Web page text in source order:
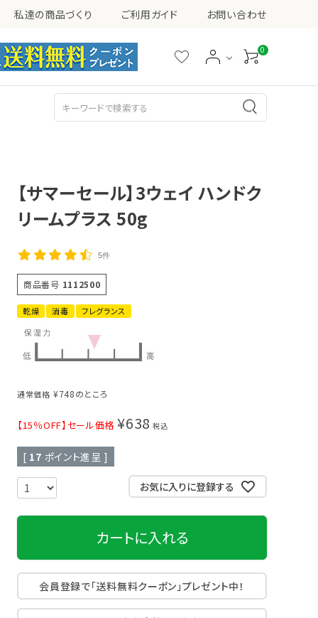
私達の商品づくり ご利用ガイド お問い合わせ
0
の他
皮クレンジング 育毛剤
【サマーセール】3ウェイ ハンドク
リームプラス 50g
5件
商品番号 1112500
乾燥 消毒 フレグランス
通常価格 ¥748のところ
【15％OFF】セール価格 ¥638 税込
[ 17 ポイント進呈 ]
お気に入りに登録する
カートに入れる
会員登録で「送料無料クーポン」プレゼント中！